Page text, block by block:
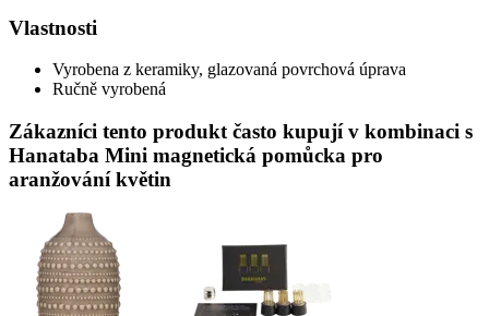
Vlastnosti
Vyrobena z keramiky, glazovaná povrchová úprava
Ručně vyrobená
Zákazníci tento produkt často kupují v kombinaci s
Hanataba Mini magnetická pomůcka pro
aranžování květin